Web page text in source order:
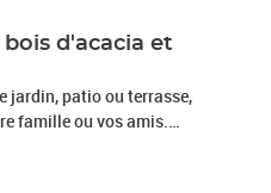
d'acacia et
jardin, patio ou terrasse,
famille ou vos amis.
et sa durabilité.